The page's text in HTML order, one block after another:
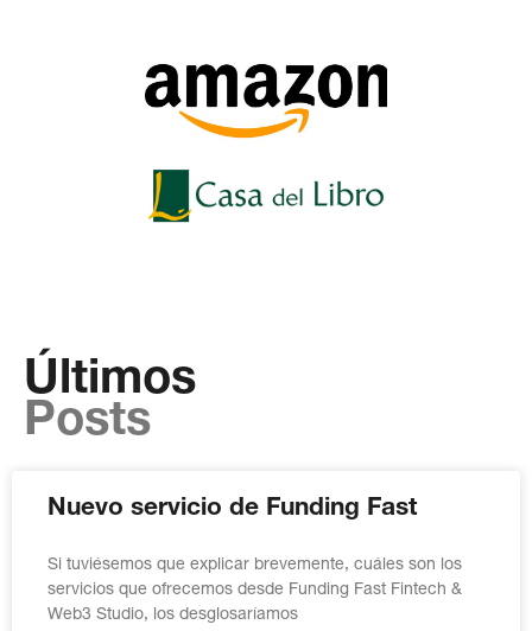
Últimos
Posts
Nuevo servicio de Funding Fast
Si tuviésemos que explicar brevemente, cuáles son los
servicios que ofrecemos desde Funding Fast Fintech &
Web3 Studio, los desglosaríamos